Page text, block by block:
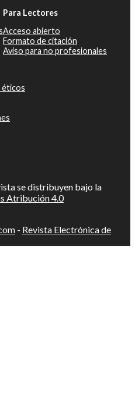
Para Lectores
Acceso abierto
Formato de citación
Aviso para no profesionales
éticos
se distribuyen bajo la
Atribución 4.0
- Revista Electrónica de